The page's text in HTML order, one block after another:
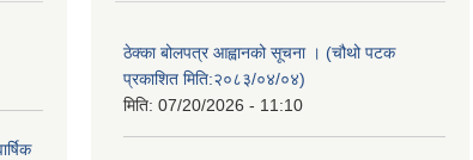
ठेक्का बोलपत्र आह्वानको सूचना । (चौथो पटक
प्रकाशित मिति:२०८३/०४/०४)
मिति: 07/20/2026 - 11:10